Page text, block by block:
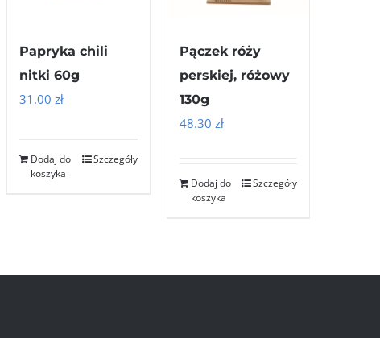
Papryka chili
nitki 60g
31.00zł
Dodaj do
koszyka
Szczegóły
Pączek róży
perskiej, różowy
130g
48.30 zł
Dodaj do
koszyka
Szczegóły